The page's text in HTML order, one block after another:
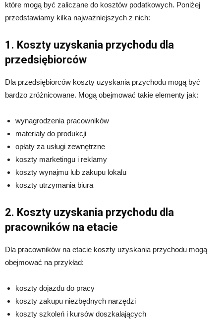
które mogą być zaliczane do kosztów podatkowych. Poniżej
przedstawiamy kilka najważniejszych z nich:
1. Koszty uzyskania przychodu dla
przedsiębiorców
Dla przedsiębiorców koszty uzyskania przychodu mogą być
bardzo zróżnicowane. Mogą obejmować takie elementy jak:
wynagrodzenia pracowników
materiały do produkcji
opłaty za usługi zewnętrzne
koszty marketingu i reklamy
koszty wynajmu lub zakupu lokalu
koszty utrzymania biura
2. Koszty uzyskania przychodu dla
pracowników na etacie
Dla pracowników na etacie koszty uzyskania przychodu mogą
obejmować na przykład:
koszty dojazdu do pracy
koszty zakupu niezbędnych narzędzi
koszty szkoleń i kursów doszkalających